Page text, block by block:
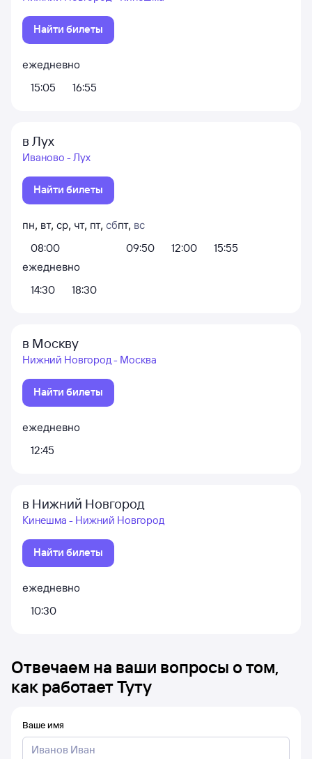
Найти билеты
ежедневно
15:05
16:55
в Лух
Иваново - Лух
Найти билеты
пн, вт, ср, чт, пт, сб
08:00
пт, вс
09:50
12:00
15:55
ежедневно
14:30
18:30
в Москву
Нижний Новгород - Москва
Найти билеты
ежедневно
12:45
в Нижний Новгород
Кинешма - Нижний Новгород
Найти билеты
ежедневно
10:30
Отвечаем на ваши вопросы о том,
как работает Туту
Ваше имя